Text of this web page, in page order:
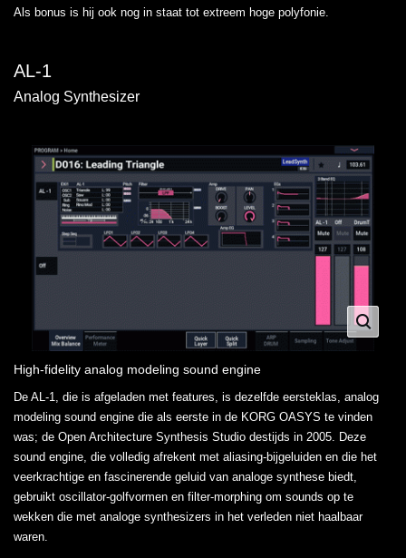
Als bonus is hij ook nog in staat tot extreem hoge polyfonie.
AL-1
Analog Synthesizer
High-fidelity analog modeling sound engine
De AL-1, die is afgeladen met features, is dezelfde eersteklas, analog
modeling sound engine die als eerste in de KORG OASYS te vinden
was; de Open Architecture Synthesis Studio destijds in 2005. Deze
sound engine, die volledig afrekent met aliasing-bijgeluiden en die het
veerkrachtige en fascinerende geluid van analoge synthese biedt,
gebruikt oscillator-golfvormen en filter-morphing om sounds op te
wekken die met analoge synthesizers in het verleden niet haalbaar
waren.